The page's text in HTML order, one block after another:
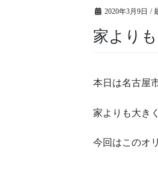
2020年3月9日 /
家より
本日は名古屋
家よりも大き
今回はこのオ